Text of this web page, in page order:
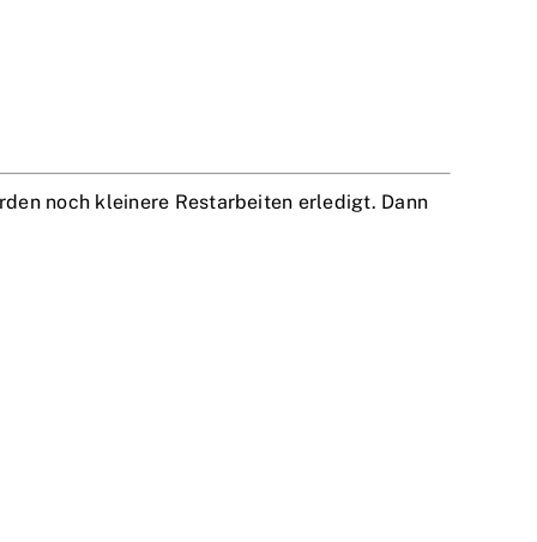
noch kleinere Restarbeiten erledigt. Dann